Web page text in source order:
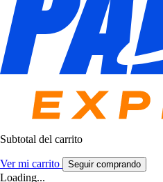
Subtotal del carrito
Ver mi carrito Seguir comprando
Loading...